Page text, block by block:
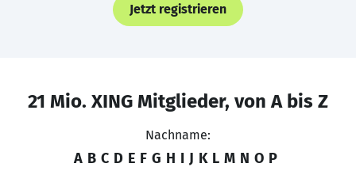
Jetzt registrieren
21 Mio. XING Mitglieder, von A bis Z
Nachname:
A B C D E F G H I J K L M N O P